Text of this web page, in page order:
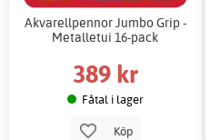
Akvarellpennor Jumbo Grip -
Metalletui 16-pack
389 kr
Fåtal i lager
Köp